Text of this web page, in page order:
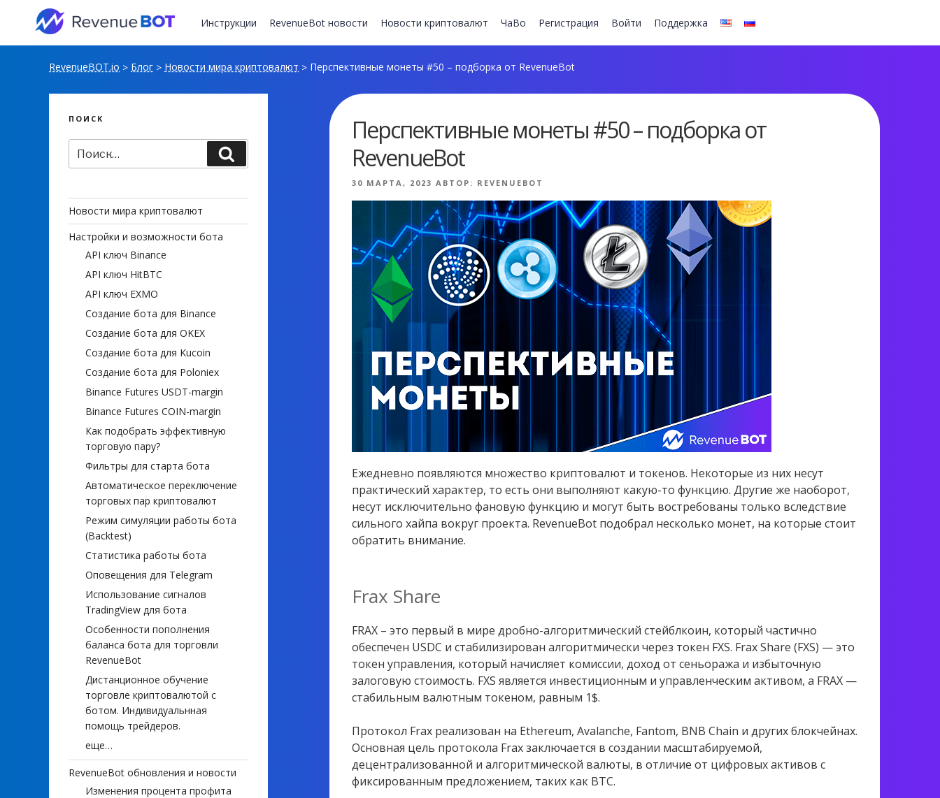
Перейти
содержимому
Инструкции RevenueBot новости Новости криптовалют ЧаВо Регистрация Войти Поддержка
RevenueBOT.io > Блог > Новости мира криптовалют > Перспективные монеты #50 – подборка от RevenueBot
Перспективные монеты #50 – подборка от
RevenueBot
ОПУБЛИКОВАНО
30 МАРТА, 2023 АВТОР: REVENUEBOT
Ежедневно появляются множество криптовалют и токенов. Некоторые из них несут
практический характер, то есть они выполняют какую-то функцию. Другие же наоборот,
несут исключительно фановую функцию и могут быть востребованы только вследствие
сильного хайпа вокруг проекта. RevenueBot подобрал несколько монет, на которые стоит
обратить внимание.
Frax Share
FRAX – это первый в мире дробно-алгоритмический стейблкоин, который частично
обеспечен USDC и стабилизирован алгоритмически через токен FXS. Frax Share (FXS) — это
токен управления, который начисляет комиссии, доход от сеньоража и избыточную
залоговую стоимость. FXS является инвестиционным и управленческим активом, а FRAX —
стабильным валютным токеном, равным 1$.
Протокол Frax реализован на Ethereum, Avalanche, Fantom, BNB Chain и других блокчейнах.
Основная цель протокола Frax заключается в создании масштабируемой,
децентрализованной и алгоритмической валюты, в отличие от цифровых активов с
фиксированным предложением, таких как BTC.
ПОИСК
Новости мира криптовалют
Настройки и возможности бота
API ключ Binance
API ключ HitBTC
API ключ EXMO
Создание бота для Binance
Создание бота для OKEX
Создание бота для Kucoin
Создание бота для Poloniex
Binance Futures USDT-margin
Binance Futures COIN-margin
Как подобрать эффективную
торговую пару?
Фильтры для старта бота
Автоматическое переключение
торговых пар криптовалют
Режим симуляции работы бота
(Backtest)
Статистика работы бота
Оповещения для Telegram
Использование сигналов
TradingView для бота
Особенности пополнения
баланса бота для торговли
RevenueBot
Дистанционное обучение
торговле криптовалютой с
ботом. Индивидуальнная
помощь трейдеров.
еще…
RevenueBot обновления и новости
Изменения процента профита